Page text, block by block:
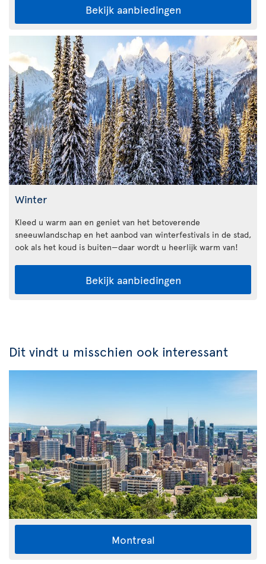
Bekijk aanbiedingen
Winter
Kleed u warm aan en geniet van het betoverende
sneeuwlandschap en het aanbod van winterfestivals in de stad,
ook als het koud is buiten—daar wordt u heerlijk warm van!
Bekijk aanbiedingen
Dit vindt u misschien ook interessant
Montreal